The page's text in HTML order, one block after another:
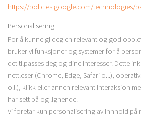
https://policies.google.com/technologies/
Personalisering
For å kunne gi deg en relevant og god
bruker vi funksjoner og systemer for å
det tilpasses deg og dine interesser. Dette
nettleser (Chrome, Edge, Safari o.l.),
o.l.), klikk eller annen relevant interaksjon
har sett på og lignende.
Vi foretar kun personalisering av innhold på